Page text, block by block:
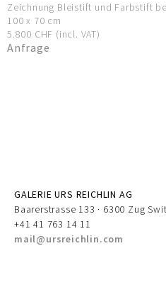
Zeichnung Bleistift und Farbstift
100 x 70 cm
5.800 CHF (incl. VAT)
Anfrage
GALERIE URS REICHLIN AG
Baarerstrasse 133 · 6300 Zug
+41 41 763 14 11
mail@ursreichlin.com